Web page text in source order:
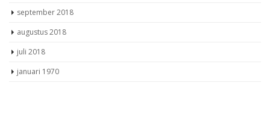
september 2018
augustus 2018
juli 2018
januari 1970